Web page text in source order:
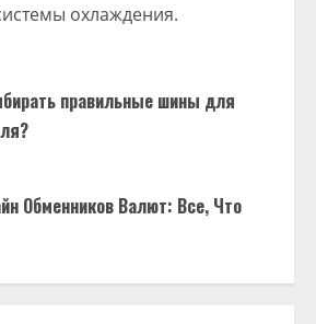
охлаждения.
правильные шины для
Обменников Валют: Все, Что